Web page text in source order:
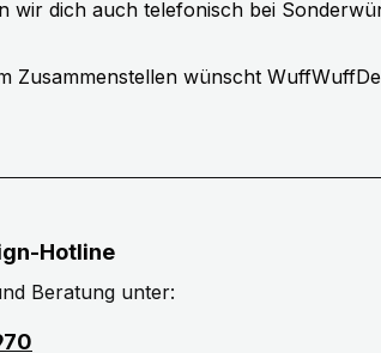
wir dich auch telefonisch bei
Zusammenstellen wünscht
Hotline
Beratung unter: